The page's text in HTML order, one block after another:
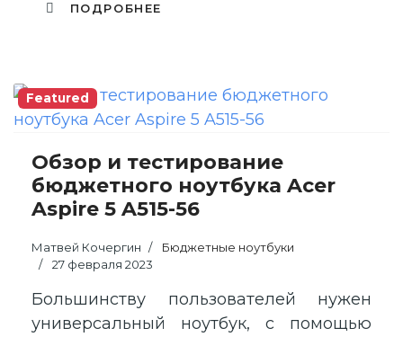
ПОДРОБНЕЕ
Featured
Обзор и тестирование
бюджетного ноутбука Acer
Aspire 5 A515-56
Матвей Кочергин
Бюджетные ноутбуки
27 февраля 2023
Большинству пользователей нужен
универсальный ноутбук, с помощью